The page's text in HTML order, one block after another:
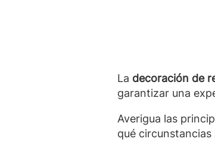
La decoración de
garantizar una
Averigua las
qué